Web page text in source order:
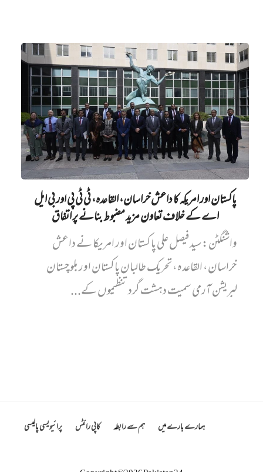
پاکستان اور امریکہ کا داعش خراسان، القاعدہ، ٹی ٹی پی اور بی ایل
اے کے خلاف تعاون مزید مضبوط بنانے پر اتفاق
واشنگٹن: سید فیصل علی پاکستان اور امریکا نے داعش
خراسان، القاعدہ، تحریک طالبان پاکستان اور بلوچستان
لبریشن آرمی سمیت دہشت گرد تنظیموں کے...
ہمارے بارے میں ہم سے رابطہ کاپی رائٹس پرائیویسی پالیسی